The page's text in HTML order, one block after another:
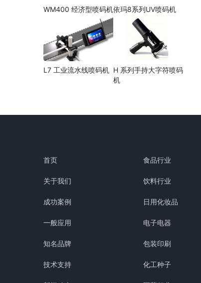
WM400 经济型喷码机依玛8系列UV喷码机
L7 工业流水线喷码机 H 系列手持大字符喷码
机
首页
关于我们
成功案例
一般应用
知名品牌
技术支持
食品行业
饮料行业
日用化妆品
电子电器
包装印刷
化工种子